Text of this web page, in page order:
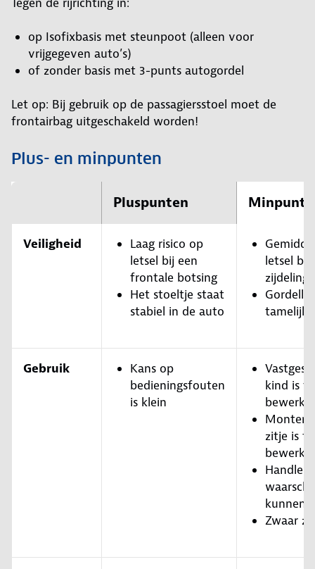
Tegen de rijrichting in:
op Isofixbasis met steunpoot (alleen voor
vrijgegeven auto’s)
of zonder basis met 3-punts autogordel
Let op: Bij gebruik op de passagiersstoel moet de
frontairbag uitgeschakeld worden!
Plus- en minpunten
Pluspunten
Veiligheid
Laag risico op
letsel bij een
frontale botsing
Het stoeltje staat
stabiel in de auto
letsel bij
tamelijk
Gebruik
Kans op
bedieningsfouten
is klein
kind is
zitje is
kunnen
Zwaar